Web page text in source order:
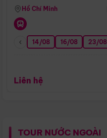
Hồ Chí Minh
14/08 16/08 23/08
Liên hệ
TOUR NƯỚC NGOÀI